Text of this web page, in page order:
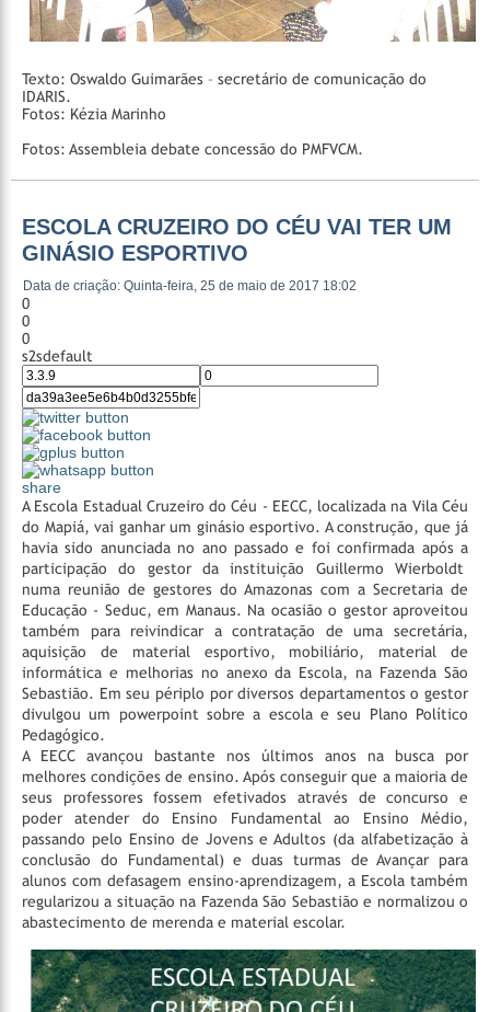
Texto: Oswaldo Guimarães – secretário de comunicação do
IDARIS.
Fotos: Kézia Marinho
Fotos: Assembleia debate concessão do PMFVCM.
ESCOLA CRUZEIRO DO CÉU VAI TER UM
GINÁSIO ESPORTIVO
Data de criação: Quinta-feira, 25 de maio de 2017 18:02
0
0
0
s2sdefault
share
A Escola Estadual Cruzeiro do Céu - EECC, localizada na Vila Céu
do Mapiá, vai ganhar um ginásio esportivo. A construção, que já
havia sido anunciada no ano passado e foi confirmada após a
participação do gestor da instituição Guillermo Wierboldt
numa reunião de gestores do Amazonas com a Secretaria de
Educação - Seduc, em Manaus. Na ocasião o gestor aproveitou
também para reivindicar a contratação de uma secretária,
aquisição de material esportivo, mobiliário, material de
informática e melhorias no anexo da Escola, na Fazenda São
Sebastião. Em seu périplo por diversos departamentos o gestor
divulgou um powerpoint sobre a escola e seu Plano Político
Pedagógico.
A EECC avançou bastante nos últimos anos na busca por
melhores condições de ensino. Após conseguir que a maioria de
seus professores fossem efetivados através de concurso e
poder atender do Ensino Fundamental ao Ensino Médio,
passando pelo Ensino de Jovens e Adultos (da alfabetização à
conclusão do Fundamental) e duas turmas de Avançar para
alunos com defasagem ensino-aprendizagem, a Escola também
regularizou a situação na Fazenda São Sebastião e normalizou o
abastecimento de merenda e material escolar.